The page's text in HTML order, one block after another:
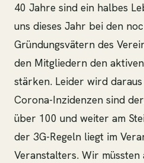
40 Jahre sind ein halbes
uns dieses Jahr bei den
Gründungsvätern des
den Mitgliedern den
stärken. Leider wird
Corona-Inzidenzen sind
über 100 und weiter am
der 3G-Regeln liegt im
Veranstalters. Wir müssten